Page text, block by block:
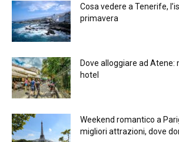
Cosa vedere a Tenerife,
primavera
Dove alloggiare ad Atene:
hotel
Weekend romantico a
migliori attrazioni, dove